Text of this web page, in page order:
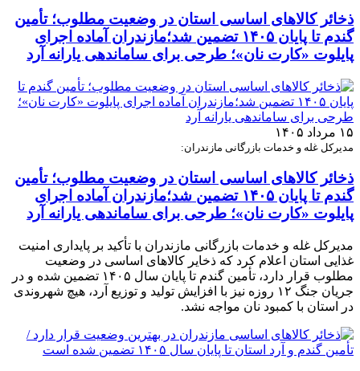
ذخائر کالاهای اساسی استان در وضعیت مطلوب؛ تأمین
گندم تا پایان ۱۴۰۵ تضمین شد؛مازندران آماده اجرای
پایلوت «کارت نان»؛ طرحی برای ساماندهی یارانه آرد
۱۵ مرداد ۱۴۰۵
مدیرکل غله و خدمات بازرگانی مازندران:
ذخائر کالاهای اساسی استان در وضعیت مطلوب؛ تأمین
گندم تا پایان ۱۴۰۵ تضمین شد؛مازندران آماده اجرای
پایلوت «کارت نان»؛ طرحی برای ساماندهی یارانه آرد
مدیرکل غله و خدمات بازرگانی مازندران با تأکید بر پایداری امنیت
غذایی استان اعلام کرد که ذخایر کالاهای اساسی در وضعیت
مطلوب قرار دارد، تأمین گندم تا پایان سال ۱۴۰۵ تضمین شده و در
جریان جنگ ۱۲ روزه نیز با افزایش تولید و توزیع آرد، هیچ شهروندی
در استان با کمبود نان مواجه نشد.